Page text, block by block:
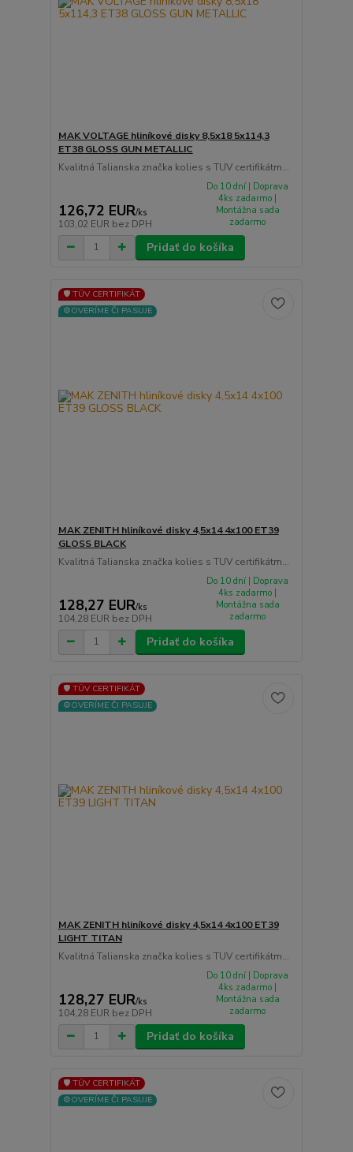
MAK VOLTAGE hliníkové disky 8,5x18 5x114,3
ET38 GLOSS GUN METALLIC
Kvalitná Talianska značka kolies s TUV certifikátm...
126,72 EUR/ks
103,02 EUR bez DPH
Do 10 dní | Doprava
4ks zadarmo |
Montážna sada
zadarmo
Pridať do košíka
🛡️ TÜV CERTIFIKÁT
⚙️OVERÍME ČI PASUJE
MAK ZENITH hliníkové disky 4,5x14 4x100 ET39
GLOSS BLACK
Kvalitná Talianska značka kolies s TUV certifikátm...
128,27 EUR/ks
104,28 EUR bez DPH
Do 10 dní | Doprava
4ks zadarmo |
Montážna sada
zadarmo
Pridať do košíka
🛡️ TÜV CERTIFIKÁT
⚙️OVERÍME ČI PASUJE
MAK ZENITH hliníkové disky 4,5x14 4x100 ET39
LIGHT TITAN
Kvalitná Talianska značka kolies s TUV certifikátm...
128,27 EUR/ks
104,28 EUR bez DPH
Do 10 dní | Doprava
4ks zadarmo |
Montážna sada
zadarmo
Pridať do košíka
🛡️ TÜV CERTIFIKÁT
⚙️OVERÍME ČI PASUJE